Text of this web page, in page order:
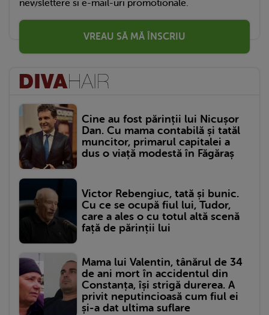
newslettere si e-mail-uri promotionale.
VREAU SĂ MĂ ÎNSCRIU
Cine au fost părinții lui Nicușor
Dan. Cu mama contabilă și tatăl
muncitor, primarul capitalei a
dus o viață modestă în Făgăraș
Victor Rebengiuc, tată și bunic.
Cu ce se ocupă fiul lui, Tudor,
care a ales o cu totul altă scenă
față de părinții lui
Mama lui Valentin, tânărul de 34
de ani mort în accidentul din
Constanța, își strigă durerea. A
privit neputincioasă cum fiul ei
și-a dat ultima suflare